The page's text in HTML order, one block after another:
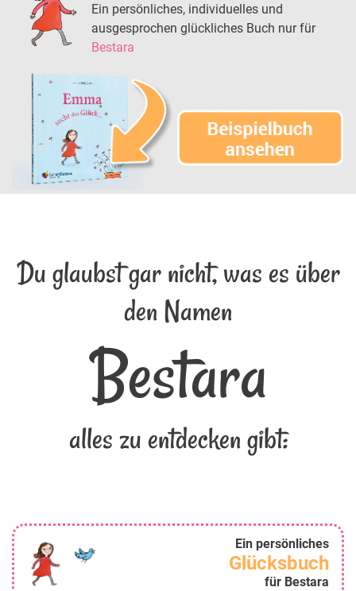
Ein persönliches, individuelles und
ausgesprochen glückliches Buch nur für
Bestara
Du glaubst gar nicht, was es über
den Namen
Bestara
alles zu entdecken gibt:
Ein persönliches
Glücksbuch
für Bestara